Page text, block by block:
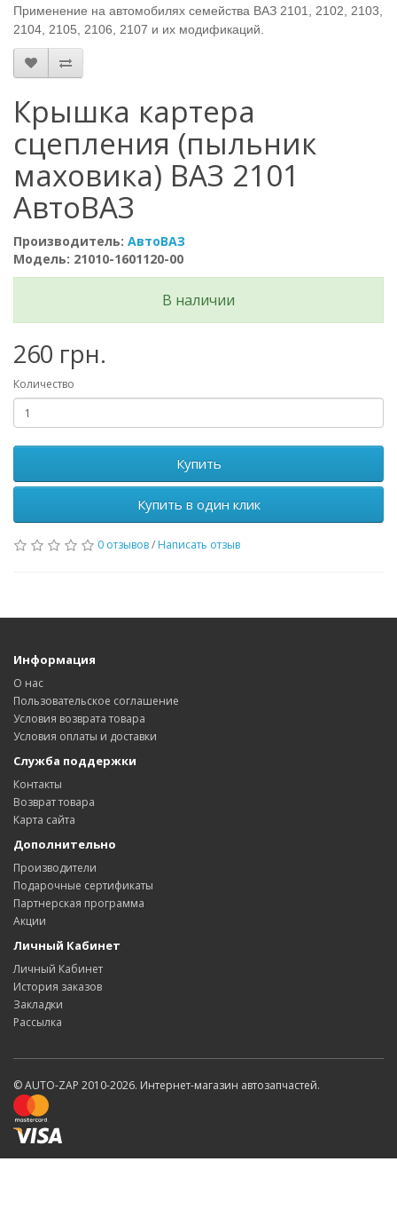
Применение на автомобилях семейства ВАЗ 2101, 2102, 2103,
2104, 2105, 2106, 2107 и их модификаций.
Крышка картера
сцепления (пыльник
маховика) ВАЗ 2101
АвтоВАЗ
Производитель: АвтоВАЗ
Модель: 21010-1601120-00
В наличии
260 грн.
Количество
Купить
Купить в один клик
0 отзывов/ Написать отзыв
Информация
О нас
Пользовательское соглашение
Условия возврата товара
Условия оплаты и доставки
Служба поддержки
Контакты
Возврат товара
Карта сайта
Дополнительно
Производители
Подарочные сертификаты
Партнерская программа
Акции
Личный Кабинет
Личный Кабинет
История заказов
Закладки
Рассылка
© AUTO-ZAP 2010-2026. Интернет-магазин автозапчастей.